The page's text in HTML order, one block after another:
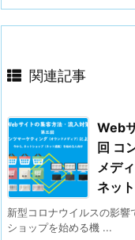
関連記事
Web
回 コ
メデ
ネッ
新型コロナウイルスの影響
ショップを始める機 ...